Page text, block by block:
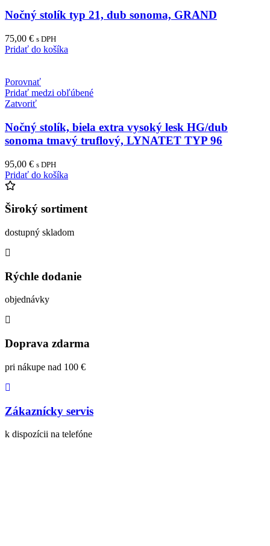
Nočný stolík typ 21, dub sonoma, GRAND
75,00 € s DPH
Pridať do košíka
Porovnať
Pridať medzi obľúbené
Zatvoriť
Nočný stolík, biela extra vysoký lesk HG/dub
sonoma tmavý truflový, LYNATET TYP 96
95,00 € s DPH
Pridať do košíka
Široký sortiment
dostupný skladom
Rýchle dodanie
objednávky
Doprava zdarma
pri nákupe nad 100 €
Zákaznícky servis
k dispozícii na telefóne